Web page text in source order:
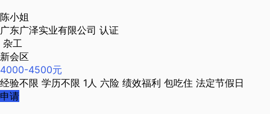
陈小姐
广东广泽实业有限公司 认证
杂工
新会区
4000-4500元
经验不限 学历不限 1人 六险 绩效福利 包吃住 法定节假日
申请